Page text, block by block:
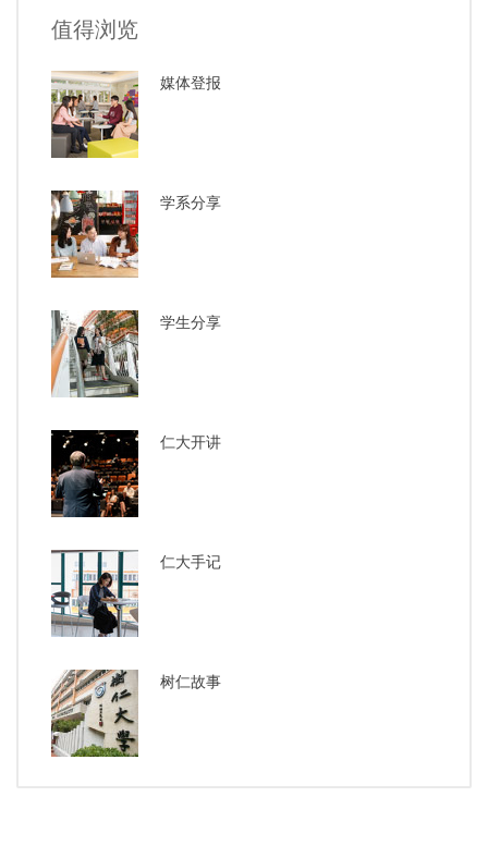
值得浏览
媒体登报
学系分享
学生分享
仁大开讲
仁大手记
树仁故事